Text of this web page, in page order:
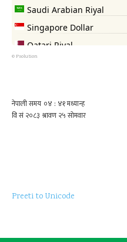
© Psolution
Preeti to Unicode